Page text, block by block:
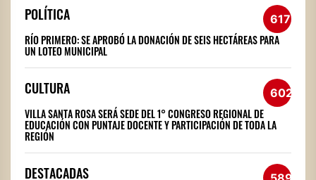
POLÍTICA 617
RÍO PRIMERO: SE APROBÓ LA DONACIÓN DE SEIS HECTÁREAS PARA
UN LOTEO MUNICIPAL
CULTURA 602
VILLA SANTA ROSA SERÁ SEDE DEL 1° CONGRESO REGIONAL DE
EDUCACIÓN CON PUNTAJE DOCENTE Y PARTICIPACIÓN DE TODA LA
REGIÓN
DESTACADAS